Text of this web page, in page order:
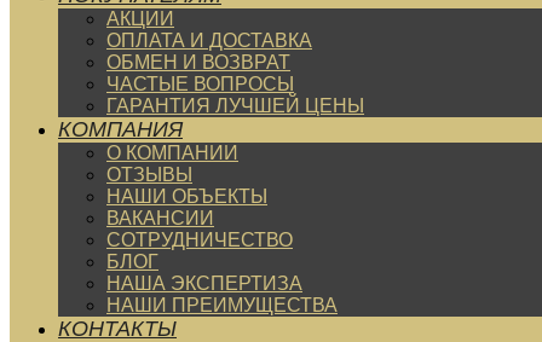
АКЦИИ
ОПЛАТА И ДОСТАВКА
ОБМЕН И ВОЗВРАТ
ЧАСТЫЕ ВОПРОСЫ
ГАРАНТИЯ ЛУЧШЕЙ ЦЕНЫ
КОМПАНИЯ
О КОМПАНИИ
ОТЗЫВЫ
НАШИ ОБЪЕКТЫ
ВАКАНСИИ
СОТРУДНИЧЕСТВО
БЛОГ
НАША ЭКСПЕРТИЗА
НАШИ ПРЕИМУЩЕСТВА
КОНТАКТЫ